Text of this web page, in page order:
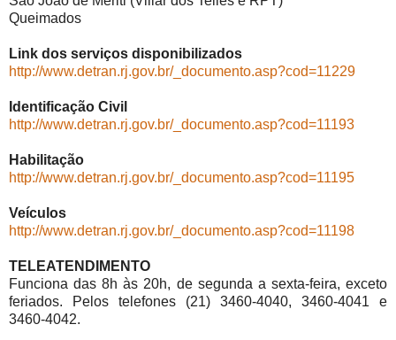
Queimados
Link dos serviços disponibilizados
http://www.detran.rj.gov.br/_documento.asp?cod=11229
Identificação Civil
http://www.detran.rj.gov.br/_documento.asp?cod=11193
Habilitação
http://www.detran.rj.gov.br/_documento.asp?cod=11195
Veículos
http://www.detran.rj.gov.br/_documento.asp?cod=11198
TELEATENDIMENTO
Funciona das 8h às 20h, de segunda a sexta-feira, exceto
feriados. Pelos telefones (21) 3460-4040, 3460-4041 e
3460-4042.